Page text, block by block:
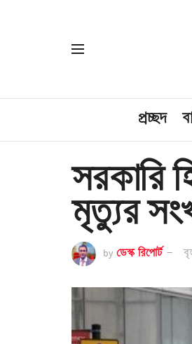
প্রচ্ছদ
সরকারি
মৃত্যুর
by ডেস্ক রিপোর্ট